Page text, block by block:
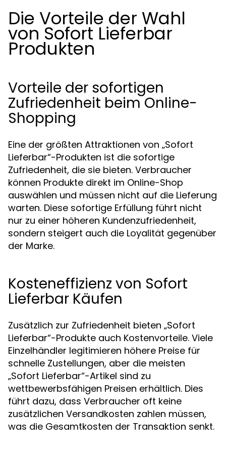
Die Vorteile der Wahl
von Sofort Lieferbar
Produkten
Vorteile der sofortigen
Zufriedenheit beim Online-
Shopping
Eine der größten Attraktionen von „Sofort
Lieferbar“-Produkten ist die sofortige
Zufriedenheit, die sie bieten. Verbraucher
können Produkte direkt im Online-Shop
auswählen und müssen nicht auf die Lieferung
warten. Diese sofortige Erfüllung führt nicht
nur zu einer höheren Kundenzufriedenheit,
sondern steigert auch die Loyalität gegenüber
der Marke.
Kosteneffizienz von Sofort
Lieferbar Käufen
Zusätzlich zur Zufriedenheit bieten „Sofort
Lieferbar“-Produkte auch Kostenvorteile. Viele
Einzelhändler legitimieren höhere Preise für
schnelle Zustellungen, aber die meisten
„Sofort Lieferbar“-Artikel sind zu
wettbewerbsfähigen Preisen erhältlich. Dies
führt dazu, dass Verbraucher oft keine
zusätzlichen Versandkosten zahlen müssen,
was die Gesamtkosten der Transaktion senkt.